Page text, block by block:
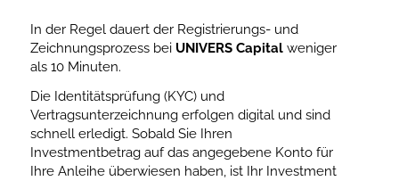
In der Regel dauert der Registrierungs- und
Zeichnungsprozess bei UNIVERS Capitalweniger
als 10 Minuten.
Die Identitätsprüfung (KYC) und
Vertragsunterzeichnung erfolgen digital und sind
schnell erledigt. Sobald Sie Ihren
Investmentbetrag auf das angegebene Konto für
Ihre Anleihe überwiesen haben, ist Ihr Investment